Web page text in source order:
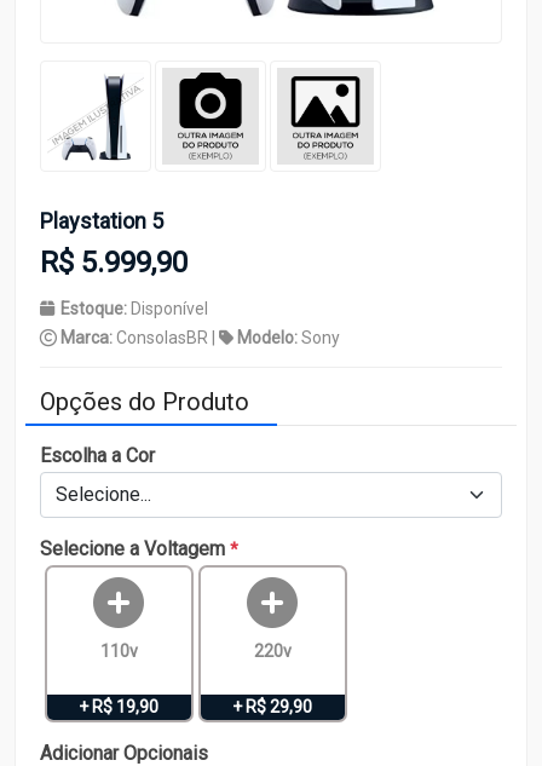
Playstation 5
R$ 5.999,90
Estoque: Disponível
Marca:ConsolasBR | Modelo:Sony
Opções do Produto
Escolha a Cor
Selecione...
Selecione a Voltagem *
110v
+ R$ 19,90
220v
+ R$ 29,90
Adicionar Opcionais